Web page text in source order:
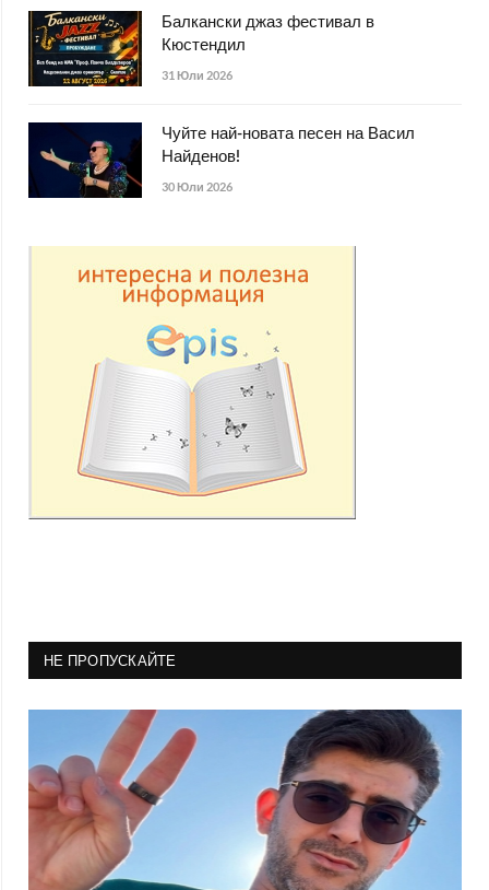
Балкански джаз фестивал в
Кюстендил
31 Юли 2026
Чуйте най-новата песен на Васил
Найденов!
30 Юли 2026
НЕ ПРОПУСКАЙТЕ